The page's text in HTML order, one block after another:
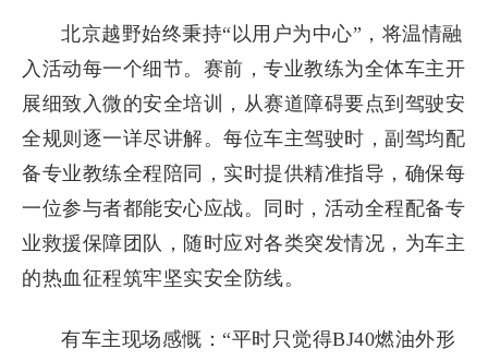
北京越野始终秉持“以用户为中心”，将温情融
入活动每一个细节。赛前，专业教练为全体车主开
展细致入微的安全培训，从赛道障碍要点到驾驶安
全规则逐一详尽讲解。每位车主驾驶时，副驾均配
备专业教练全程陪同，实时提供精准指导，确保每
一位参与者都能安心应战。同时，活动全程配备专
业救援保障团队，随时应对各类突发情况，为车主
的热血征程筑牢坚实安全防线。
有车主现场感慨：“平时只觉得BJ40燃油外形